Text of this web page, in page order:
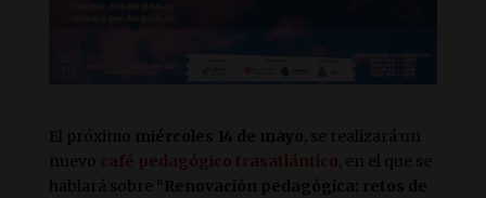
El próximo miércoles 14 de mayo , se realizará un
nuevo café pedagógico trasatlántico , en el que se
hablará sobre “Renovación pedagógica: retos de